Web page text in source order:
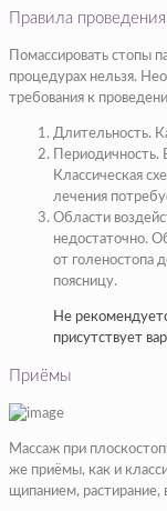
Правила проведения
Помассировать стопы
процедурах нельзя.
требования к
Длительность.
Классическая
лечения
Области
недостаточно.
от голеностопа
поясницу.
Не
присутствует
Приёмы
Массаж при
же приёмы, как и
щипанием, растирание,